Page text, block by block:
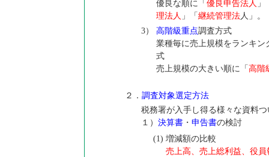
優良な順に「 優良申告法人 」
理法人 」「 継続管理法人」。
3）
高階級重点調査方式
業種毎に売上規模をランキ
式
売上規模の大きい順に「 高階
２． 調査対象選定方法
税務署が入手し得る様々な資料
１） 決算書・ 申告書の検討
(1) 増減額の比較
売上高、売上総利益、役